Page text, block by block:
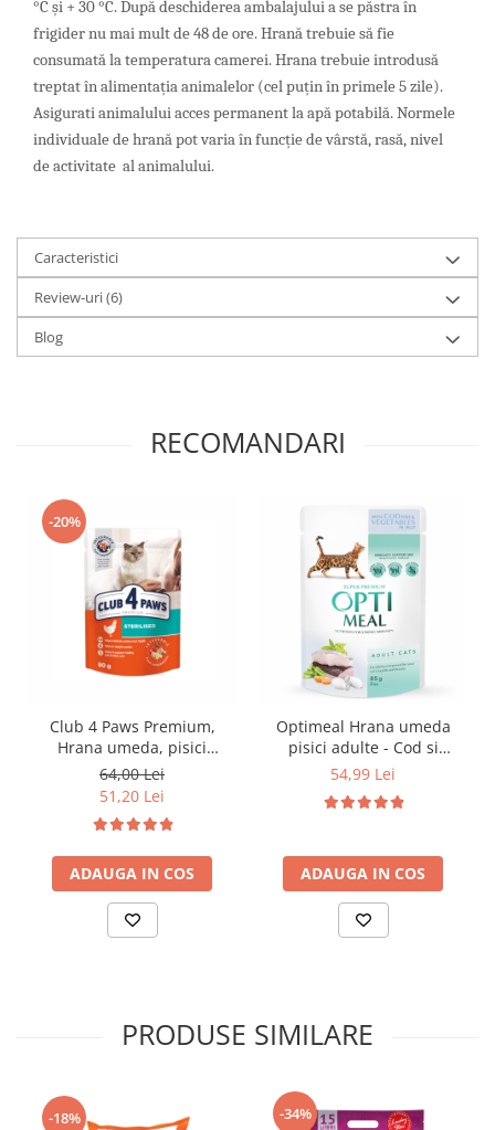
°C și + 30 °C. După deschiderea ambalajului a se păstra în
frigider nu mai mult de 48 de ore. Hrană trebuie să fie
consumată la temperatura camerei. Hrana trebuie introdusă
treptat în alimentația animalelor (cel puțin în primele 5 zile).
Asigurati animalului acces permanent la apă potabilă. Normele
individuale de hrană pot varia în funcție de vârstă, rasă, nivel
de activitate al animalului.
Caracteristici
Review-uri(6)
Blog
RECOMANDARI
-20%
Club 4 Paws Premium,
Hrana umeda, pisici
sterilizate, 24x80g
64,00 Lei
51,20 Lei
ADAUGA IN COS
Optimeal Hrana umeda
pisici adulte - Cod si
legume in jeleu, set
54,99 Lei
ADAUGA IN COS
PRODUSE SIMILARE
-18% -34%